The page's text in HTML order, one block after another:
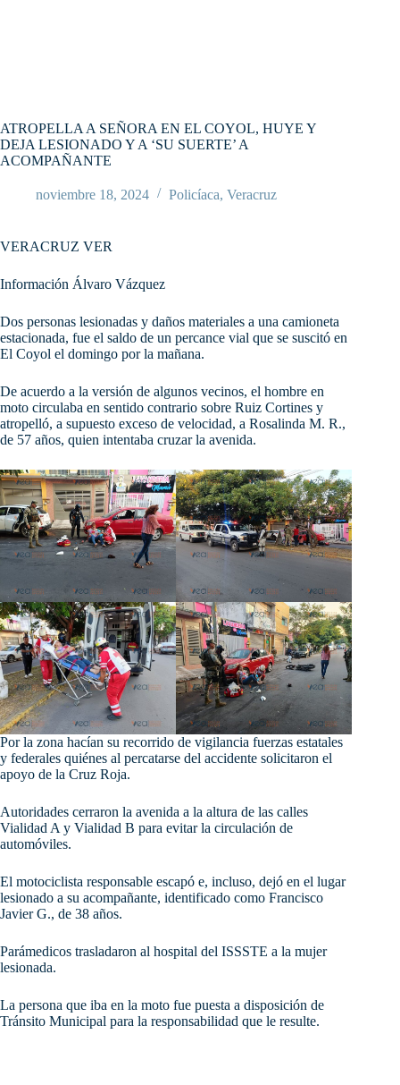
ATROPELLA A SEÑORA EN EL COYOL, HUYE Y
DEJA LESIONADO Y A ‘SU SUERTE’ A
ACOMPAÑANTE
noviembre 18, 2024 Policíaca, Veracruz
VERACRUZ VER
Información Álvaro Vázquez
Dos personas lesionadas y daños materiales a una camioneta
estacionada, fue el saldo de un percance vial que se suscitó en
El Coyol el domingo por la mañana.
De acuerdo a la versión de algunos vecinos, el hombre en
moto circulaba en sentido contrario sobre Ruiz Cortines y
atropelló, a supuesto exceso de velocidad, a Rosalinda M. R.,
de 57 años, quien intentaba cruzar la avenida.
Por la zona hacían su recorrido de vigilancia fuerzas estatales
y federales quiénes al percatarse del accidente solicitaron el
apoyo de la Cruz Roja.
Autoridades cerraron la avenida a la altura de las calles
Vialidad A y Vialidad B para evitar la circulación de
automóviles.
El motociclista responsable escapó e, incluso, dejó en el lugar
lesionado a su acompañante, identificado como Francisco
Javier G., de 38 años.
Parámedicos trasladaron al hospital del ISSSTE a la mujer
lesionada.
La persona que iba en la moto fue puesta a disposición de
Tránsito Municipal para la responsabilidad que le resulte.